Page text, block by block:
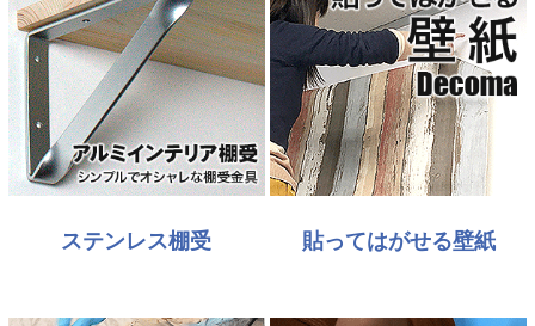
ステンレス棚受 貼ってはがせる壁紙